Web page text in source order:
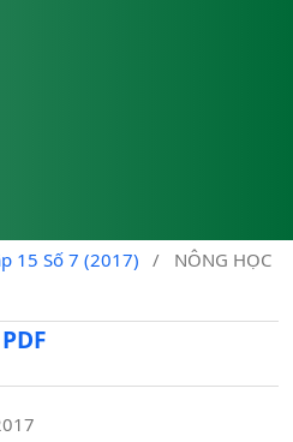
15 Số 7 (2017) / NÔNG HỌC
PDF